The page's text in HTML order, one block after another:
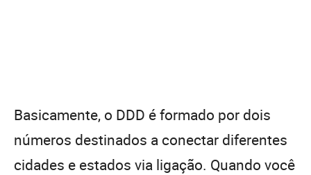
Basicamente, o DDD é formado por dois
números destinados a conectar diferentes
cidades e estados via ligação. Quando você